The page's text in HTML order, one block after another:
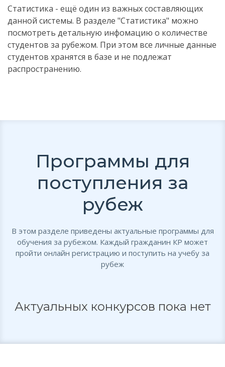
Статистика - ещё один из важных составляющих
данной системы. В разделе "Статистика" можно
посмотреть детальную инфомацию о количестве
студентов за рубежом. При этом все личные данные
студентов хранятся в базе и не подлежат
распространению.
Программы для
поступления за
рубеж
В этом разделе приведены актуальные программы для
обучения за рубежом. Каждый гражданин КР может
пройти онлайн регистрацию и поступить на учебу за
рубеж
Актуальных конкурсов пока нет